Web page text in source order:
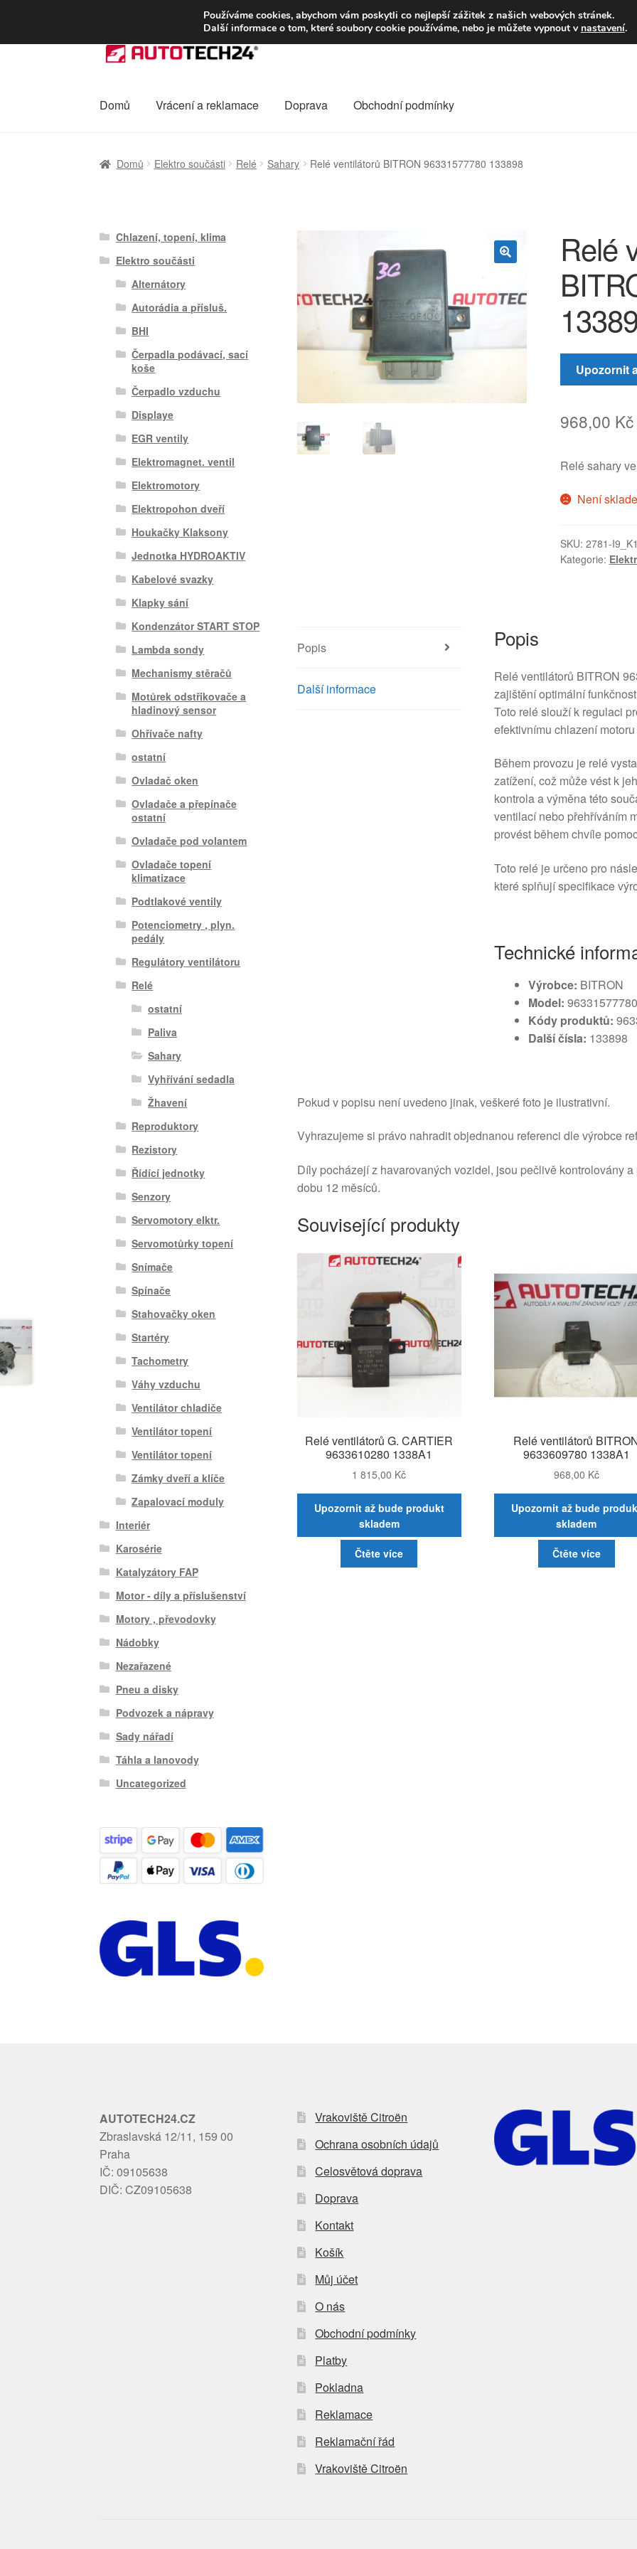
DOPRAVA od 139,-Kč Volejte
Přeskočit
na
Přejít
webu
Domů Vrácení a reklamace Doprava Obchodní podmínky
Domů Elektro součásti Relé Sahary Relé ventilátorů BITRON 96331577780 133898
Relé
Upozornit
968,00 Kč
Relé sahary
Není
SKU: 2781-
Kategorie:
Popis
Další informace
Popis
Relé ventilátorů BITRON
zajištění optimální
Toto relé slouží k regulaci
efektivnímu chlazení
Během provozu je relé
zatížení, což může vést k
kontrola a výměna této
ventilací nebo přehříváním
provést během chvíle
Toto relé je určeno pro
které splňují specifikace
Technické
Výrobce: BITRON
Model:
Kódy produktů:
Další čísla: 133898
Pokud v popisu není uvedeno jinak, veškeré foto je ilustrativní.
Vyhrazujeme si právo nahradit objednanou referenci dle výrobce
Díly pocházejí z havarovaných vozidel, jsou pečlivě kontrolovány
dobu 12 měsíců.
Související produkty
Relé ventilátorů G. CARTIER
9633610280 1338A1
1 815,00 Kč
Upozornit až bude produkt
skladem
Čtěte více
Relé ventilátorů
9633609780 1338A1
968,00 Kč
Upozornit až bude
skladem
Čtěte více
Chlazení, topení, klima
Elektro součásti
Alternátory
Autorádia a přísluš.
BHI
Čerpadla podávací, sací
koše
Čerpadlo vzduchu
Displaye
EGR ventily
Elektromagnet. ventil
Elektromotory
Elektropohon dveří
Houkačky Klaksony
Jednotka HYDROAKTIV
Kabelové svazky
Klapky sání
Kondenzátor START STOP
Lambda sondy
Mechanismy stěračů
Motůrek odstřikovače a
hladinový sensor
Ohřívače nafty
ostatní
Ovladač oken
Ovladače a přepínače
ostatní
Ovladače pod volantem
Ovladače topení
klimatizace
Podtlakové ventily
Potenciometry , plyn.
pedály
Regulátory ventilátoru
Relé
ostatní
Paliva
Sahary
Vyhřívání sedadla
Žhavení
Reproduktory
Rezistory
Řídící jednotky
Senzory
Servomotory elktr.
Servomotůrky topení
Snímače
Spínače
Stahovačky oken
Startéry
Tachometry
Váhy vzduchu
Ventilátor chladiče
Ventilátor topení
Ventilátor topení
Zámky dveří a klíče
Zapalovací moduly
Interiér
Karosérie
Katalyzátory FAP
Motor - díly a příslušenství
Motory , převodovky
Nádobky
Nezařazené
Pneu a disky
Podvozek a nápravy
Sady nářadí
Táhla a lanovody
Uncategorized
AUTOTECH24.CZ
Zbraslavská 12/11, 159 00
Praha
IČ: 09105638
DIČ: CZ09105638
Vrakoviště Citroën
Ochrana osobních údajů
Celosvětová doprava
Doprava
Kontakt
Košík
Můj účet
O nás
Obchodní podmínky
Platby
Pokladna
Reklamace
Reklamační řád
Vrakoviště Citroën
Používáme cookies, abychom vám poskytli co nejlepší zážitek z našich webových stránek.
Další informace o tom, které soubory cookie používáme, nebo je můžete vypnout v nastavení.